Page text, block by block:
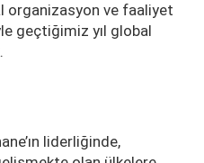
organizasyon ve faaliyet
geçtiğimiz yıl global
liderliğinde,